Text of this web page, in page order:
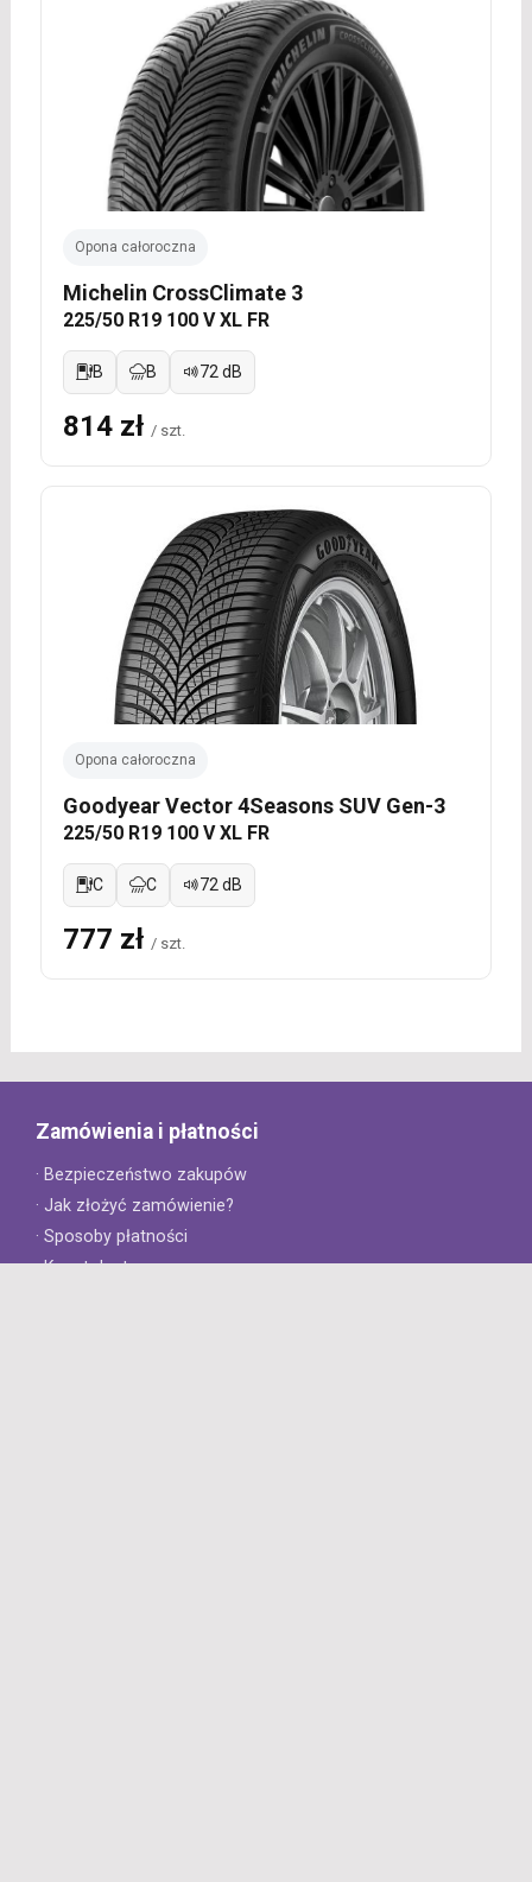
Opona całoroczna
Michelin CrossClimate 3
225/50 R19 100 V XL FR
B B 72 dB
814 zł / szt.
Opona całoroczna
Goodyear Vector 4Seasons SUV Gen-3
225/50 R19 100 V XL FR
C C 72 dB
777 zł / szt.
Zamówienia i płatności
· Bezpieczeństwo zakupów
· Jak złożyć zamówienie?
· Sposoby płatności
· Koszt dostawy